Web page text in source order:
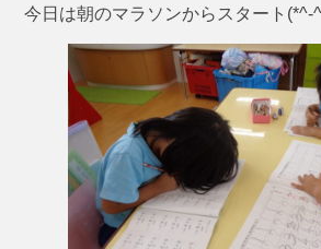
今日は朝のマラソンからスタート(*^-